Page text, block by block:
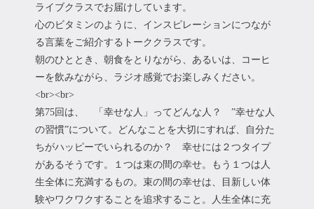
ライブクラスでお届けしています。
心のビタミンのように、インスピレーションにつなが
る言葉をご紹介するトーククラスです。
朝のひととき、朝食をとりながら、あるいは、コーヒ
ーを飲みながら、ラジオ感覚でお楽しみください。
<br><br>
第75回は、 「幸せな人」ってどんな人？ ”幸せな人
の習慣”について。どんなことを大切にすれば、自分た
ちがハッピーでいられるのか？ 幸せには２つタイプ
があるそうです。１つは束の間の幸せ。もう１つは人
生全体に充満するもの。束の間の幸せは、目新しい体
験やワクワクすることを追求すること。人生全体に充